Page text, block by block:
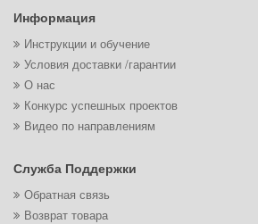
Информация
Инструкции и обучение
Условия доставки /гарантии
О нас
Конкурс успешных проектов
Видео по направлениям
Служба Поддержки
Обратная связь
Возврат товара